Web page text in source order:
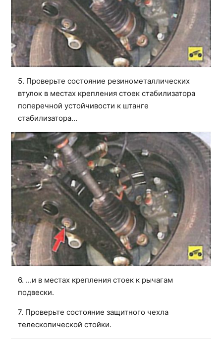
5. Проверьте состояние резинометаллических
втулок в местах крепления стоек стабилизатора
поперечной устойчивости к штанге
стабилизатора...
6. ...и в местах крепления стоек к рычагам
подвески.
7. Проверьте состояние защитного чехла
телескопической стойки.